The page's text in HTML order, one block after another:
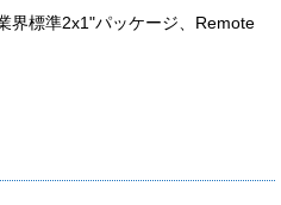
界標準2x1"パッケージ、Remote